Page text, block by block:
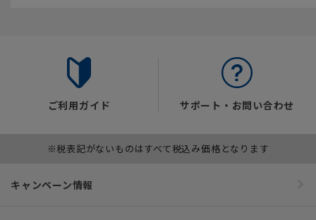
ご利用ガイド サポート・お問い合わせ
※税表記がないものはすべて税込み価格となります
キャンペーン情報